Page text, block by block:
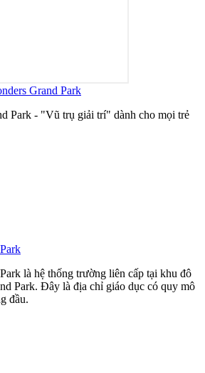
Grand Park
Park - "Vũ trụ giải trí" dành cho mọi trẻ
là hệ thống trường liên cấp tại khu đô
Park. Đây là địa chỉ giáo dục có quy mô
đầu.